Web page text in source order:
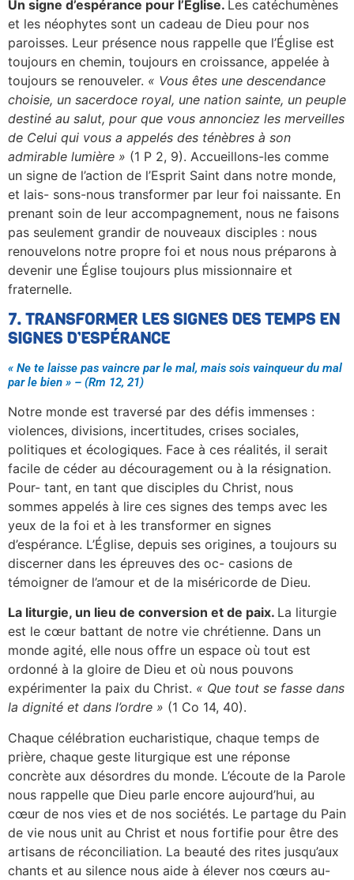
Un signe d’espérance pour l’Église. Les catéchumènes
et les néophytes sont un cadeau de Dieu pour nos
paroisses. Leur présence nous rappelle que l’Église est
toujours en chemin, toujours en croissance, appelée à
toujours se renouveler. « Vous êtes une descendance
choisie, un sacerdoce royal, une nation sainte, un peuple
destiné au salut, pour que vous annonciez les merveilles
de Celui qui vous a appelés des ténèbres à son
admirable lumière » (1 P 2, 9). Accueillons-les comme
un signe de l’action de l’Esprit Saint dans notre monde,
et lais- sons-nous transformer par leur foi naissante. En
prenant soin de leur accompagnement, nous ne faisons
pas seulement grandir de nouveaux disciples : nous
renouvelons notre propre foi et nous nous préparons à
devenir une Église toujours plus missionnaire et
fraternelle.
7. TRANSFORMER LES SIGNES DES TEMPS EN
SIGNES D’ESPÉRANCE
« Ne te laisse pas vaincre par le mal, mais sois vainqueur du mal
par le bien » – (Rm 12, 21)
Notre monde est traversé par des défis immenses :
violences, divisions, incertitudes, crises sociales,
politiques et écologiques. Face à ces réalités, il serait
facile de céder au découragement ou à la résignation.
Pour- tant, en tant que disciples du Christ, nous
sommes appelés à lire ces signes des temps avec les
yeux de la foi et à les transformer en signes
d’espérance. L’Église, depuis ses origines, a toujours su
discerner dans les épreuves des oc- casions de
témoigner de l’amour et de la miséricorde de Dieu.
La liturgie, un lieu de conversion et de paix. La liturgie
est le cœur battant de notre vie chrétienne. Dans un
monde agité, elle nous offre un espace où tout est
ordonné à la gloire de Dieu et où nous pouvons
expérimenter la paix du Christ. « Que tout se fasse dans
la dignité et dans l’ordre » (1 Co 14, 40).
Chaque célébration eucharistique, chaque temps de
prière, chaque geste liturgique est une réponse
concrète aux désordres du monde. L’écoute de la Parole
nous rappelle que Dieu parle encore aujourd’hui, au
cœur de nos vies et de nos sociétés. Le partage du Pain
de vie nous unit au Christ et nous fortifie pour être des
artisans de réconciliation. La beauté des rites jusqu’aux
chants et au silence nous aide à élever nos cœurs au-